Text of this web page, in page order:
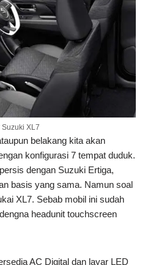
Suzuki XL7
belakang kita akan
konfigurasi 7 tempat duduk.
dengan Suzuki Ertiga,
basis yang sama. Namun soal
XL7. Sebab mobil ini sudah
headunit touchscreen
AC Digital dan layar LED